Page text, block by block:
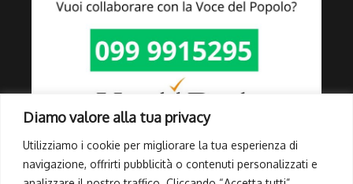
Diamo valore alla tua privacy
Utilizziamo i cookie per migliorare la tua esperienza di
navigazione, offrirti pubblicità o contenuti personalizzati e